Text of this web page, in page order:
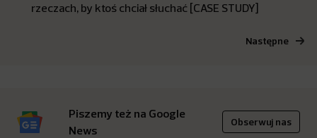
rzeczach, by ktoś chciał słuchać [CASE STUDY]
Następne
Piszemy też na Google
News
Obserwuj nas